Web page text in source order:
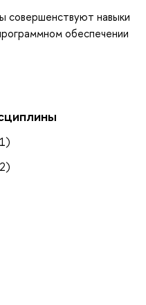
совершенствуют навыки
обеспечении